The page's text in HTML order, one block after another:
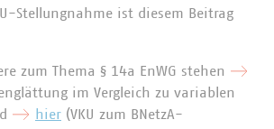
Stellungnahme ist diesem Beitrag
zum Thema § 14a EnWG stehen
im Vergleich zu variablen
hier (VKU zum BNetzA-